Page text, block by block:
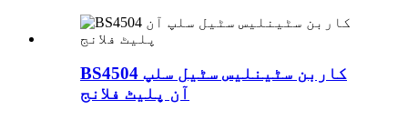
BS4504 کاربن سٹینلیس سٹیل سلپ
آن پلیٹ فلانج